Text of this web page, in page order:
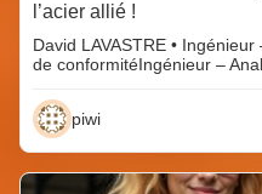
l’acier allié !
David LAVASTRE •
de conformitéIngénieur –
piwi